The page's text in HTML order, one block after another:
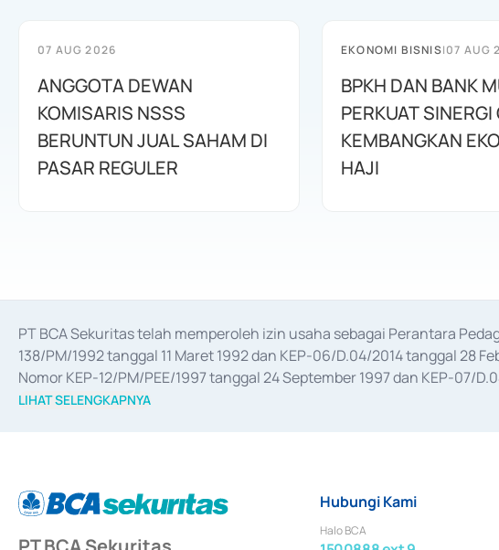
07 AUG 2026
ANGGOTA DEWAN
KOMISARIS NSSS
BERUNTUN JUAL SAHAM DI
PASAR REGULER
EKONOMI BISNIS|07 AUG
BPKH DAN BANK
PERKUAT
KEMBANGKAN
HAJI
PT BCA Sekuritas telah memperoleh izin usaha sebagai Perantara
138/PM/1992 tanggal 11 Maret 1992 dan KEP-06/D.04/2014 tanggal 28
Nomor KEP-12/PM/PEE/1997 tanggal 24 September 1997 dan KEP-07/
merger, akuisisi, divestasi, dan
LIHAT SELENGKAPNYA
Hubungi Kami
Halo BCA